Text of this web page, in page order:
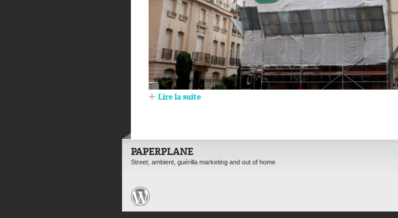
Lire la suite
PAPERPLANE
Street, ambient, guérilla marketing and out of home